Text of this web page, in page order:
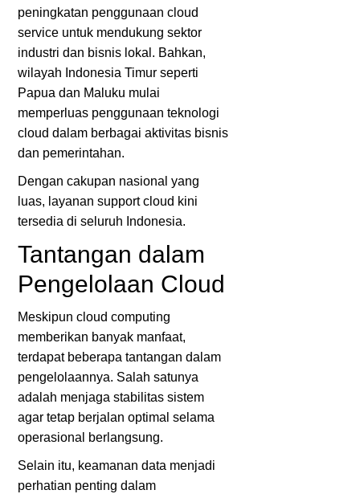
peningkatan penggunaan cloud
service untuk mendukung sektor
industri dan bisnis lokal. Bahkan,
wilayah Indonesia Timur seperti
Papua dan Maluku mulai
memperluas penggunaan teknologi
cloud dalam berbagai aktivitas bisnis
dan pemerintahan.
Dengan cakupan nasional yang
luas, layanan support cloud kini
tersedia di seluruh Indonesia.
Tantangan dalam
Pengelolaan Cloud
Meskipun cloud computing
memberikan banyak manfaat,
terdapat beberapa tantangan dalam
pengelolaannya. Salah satunya
adalah menjaga stabilitas sistem
agar tetap berjalan optimal selama
operasional berlangsung.
Selain itu, keamanan data menjadi
perhatian penting dalam